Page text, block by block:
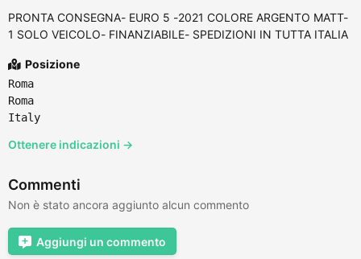
PRONTA CONSEGNA- EURO 5 -2021 COLORE ARGENTO MATT-
1 SOLO VEICOLO- FINANZIABILE- SPEDIZIONI IN TUTTA ITALIA
Posizione
Roma
Roma
Italy
Ottenere indicazioni →
Commenti
Non è stato ancora aggiunto alcun commento
Aggiungi un commento